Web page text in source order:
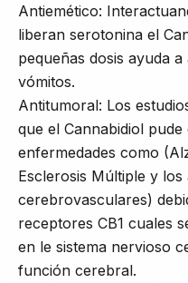
Antiemético:
liberan serotonina el
pequeñas dosis ayuda
vómitos.
Antitumoral: Los
que el Cannabidiol
enfermedades como
Esclerosis Múltiple y los
cerebrovasculares)
receptores CB1 cuales
en le sistema nervioso
función cerebral.